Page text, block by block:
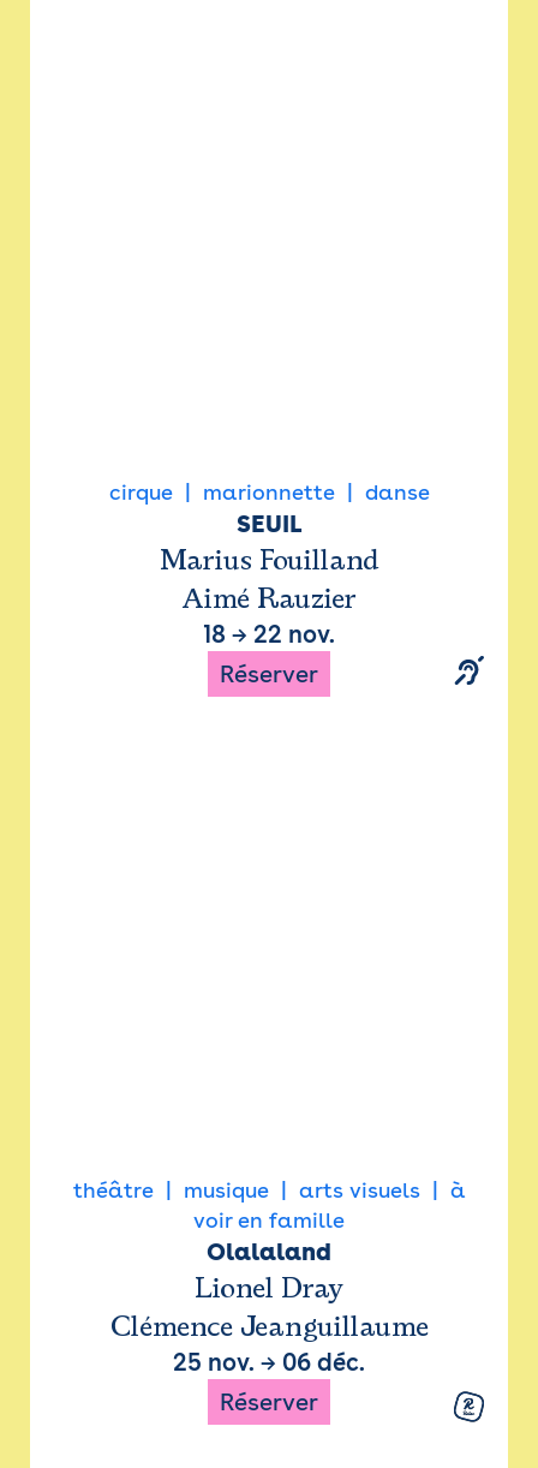
cirque marionnette danse
SEUIL
Marius Fouilland
Aimé Rauzier
18 → 22 nov.
Réserver
théâtre musique arts visuels
à
voir en famille
Olalaland
Lionel Dray
Clémence Jeanguillaume
25 nov. → 06 déc.
Réserver